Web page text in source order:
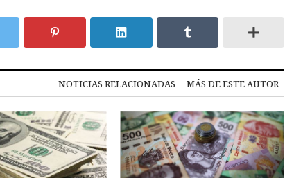
NOTICIAS RELACIONADAS MÁS DE ESTE AUTOR